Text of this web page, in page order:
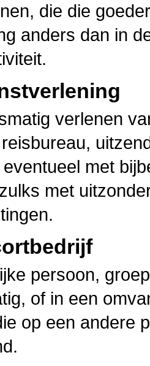
die die
anders dan in
verlenen
met
met
persoon,
of in een
op een andere